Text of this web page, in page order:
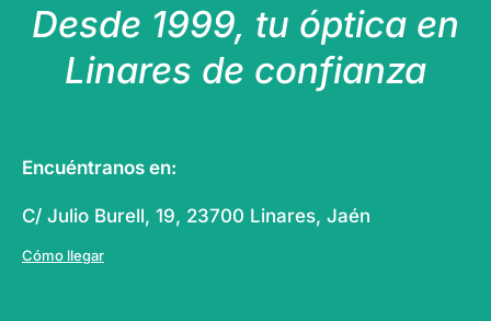
Desde 1999, tu óptica en
Linares de confianza
Encuéntranos en:
C/ Julio Burell, 19, 23700 Linares, Jaén
Cómo llegar